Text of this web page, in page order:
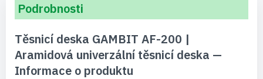
Podrobnosti
Těsnicí deska GAMBIT AF-200 |
Aramidová univerzální těsnicí deska —
Informace o produktu